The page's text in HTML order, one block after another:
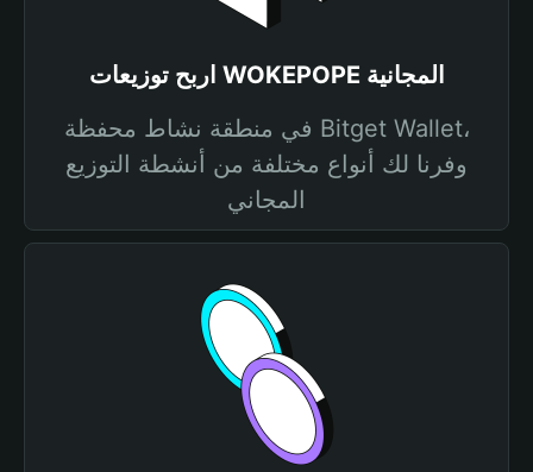
اربح توزيعات WOKEPOPE المجانية
في منطقة نشاط محفظة Bitget Wallet،
وفرنا لك أنواع مختلفة من أنشطة التوزيع
المجاني